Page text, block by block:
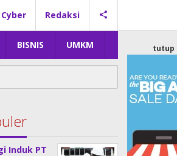
Redaksi
BISNIS UMKM tutup
Induk PT